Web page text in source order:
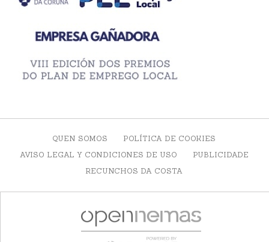
QUEN SOMOS
POLÍTICA DE COOKIES
AVISO LEGAL Y CONDICIONES DE USO
PUBLICIDADE
RECUNCHOS DA COSTA